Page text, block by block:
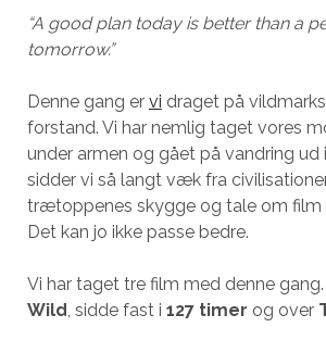
“A good plan today is better than a
tomorrow.”
Denne gang er vi draget på
forstand. Vi har nemlig taget vores
under armen og gået på vandring ud
sidder vi så langt væk fra
trætoppenes skygge og tale om film
Det kan jo ikke passe bedre.
Vi har taget tre film med denne gang.
Wild, sidde fast i 127 timer og over